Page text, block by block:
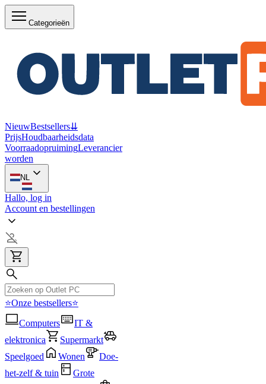
Categorieën
NieuwBestsellers⇊
PrijsHoudbaarheidsdata
VoorraadopruimingLeverancier
worden
NL
Hallo, log in
Account en bestellingen
⭐Onze bestsellers⭐
Computers
IT &
elektronica
Supermarkt
Speelgoed
Wonen
Doe-
het-zelf & tuin
Grote